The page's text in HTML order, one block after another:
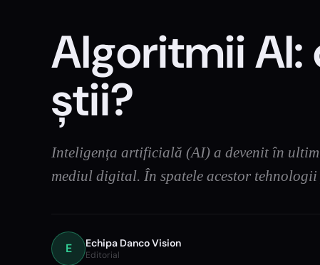
Algoritmii AI:
știi?
Inteligența artificială (AI) a devenit în
mediul digital. În spatele acestor
E Echipa Danco Vision
Editorial